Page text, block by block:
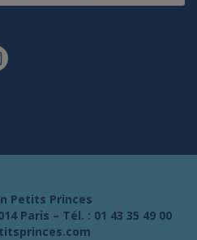
Petits Princes
Paris – Tél. : 01 43 35 49 00